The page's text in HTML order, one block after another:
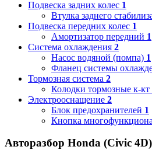
Подвеска задних колес 1
Втулка заднего
Подвеска передних колес 1
Амортизатор передний 1
Система охлаждения 2
Насос водяной (помпа) 1
Фланец системы
Тормозная система 2
Колодки тормозные к-кт
Электрооснащение 2
Блок предохранителей 1
Кнопка
Авторазбор Honda (Civic